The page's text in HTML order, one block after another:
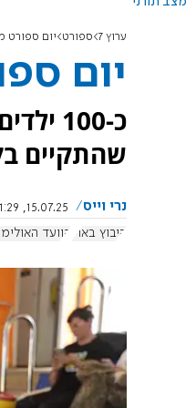
ערוץ 7 ספורט יום ספורט
יום
כ-
שהתקיים
נרי וייס
15.07.25, 21:29
קיבוץ בארי
הוועד